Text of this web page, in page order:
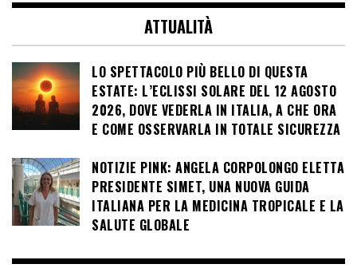
ATTUALITÀ
LO SPETTACOLO PIÙ BELLO DI QUESTA
ESTATE: L’ECLISSI SOLARE DEL 12 AGOSTO
2026, DOVE VEDERLA IN ITALIA, A CHE ORA
E COME OSSERVARLA IN TOTALE SICUREZZA
NOTIZIE PINK: ANGELA CORPOLONGO ELETTA
PRESIDENTE SIMET, UNA NUOVA GUIDA
ITALIANA PER LA MEDICINA TROPICALE E LA
SALUTE GLOBALE